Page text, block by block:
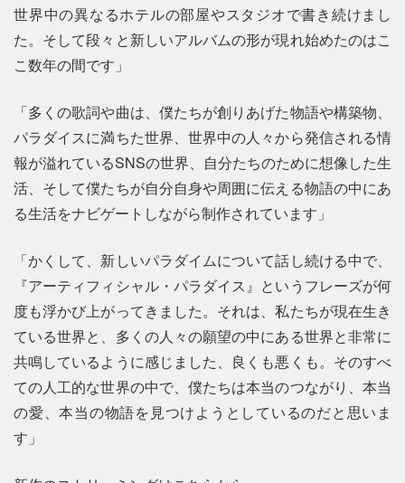
世界中の異なるホテルの部屋やスタジオで書き続けまし
た。そして段々と新しいアルバムの形が現れ始めたのはこ
こ数年の間です」
「多くの歌詞や曲は、僕たちが創りあげた物語や構築物、
パラダイスに満ちた世界、世界中の人々から発信される情
報が溢れているSNSの世界、自分たちのために想像した生
活、そして僕たちが自分自身や周囲に伝える物語の中にあ
る生活をナビゲートしながら制作されています」
「かくして、新しいパラダイムについて話し続ける中で、
『アーティフィシャル・パラダイス』というフレーズが何
度も浮かび上がってきました。それは、私たちが現在生き
ている世界と、多くの人々の願望の中にある世界と非常に
共鳴しているように感じました、良くも悪くも。そのすべ
ての人工的な世界の中で、僕たちは本当のつながり、本当
の愛、本当の物語を見つけようとしているのだと思いま
す」